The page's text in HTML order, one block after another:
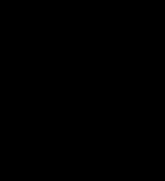
dem